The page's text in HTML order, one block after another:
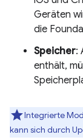
Geräten
die
Speicher:
enthält,
Integrierte
kann sich durch